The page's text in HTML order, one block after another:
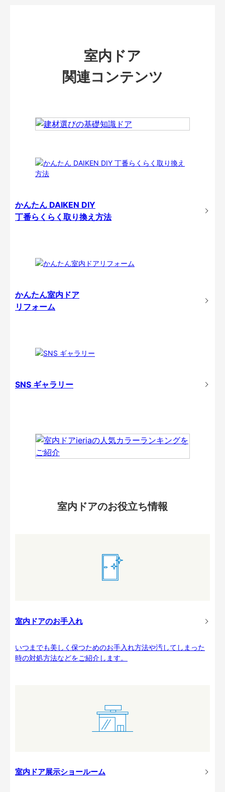
室内ドア
関連コンテンツ
かんたん DAIKEN DIY
丁番らくらく取り換え方法
かんたん室内ドア
リフォーム
SNS ギャラリー
室内ドアのお役立ち情報
室内ドアのお手入れ
いつまでも美しく保つためのお手入れ方法や汚してしまった
時の対処方法などをご紹介します。
室内ドア展示ショールーム